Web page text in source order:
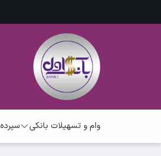
وام و تسهیلات بانکی